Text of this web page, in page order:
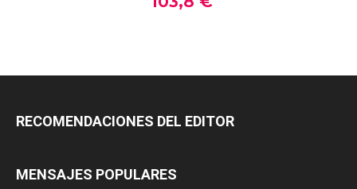
RECOMENDACIONES DEL EDITOR
MENSAJES POPULARES